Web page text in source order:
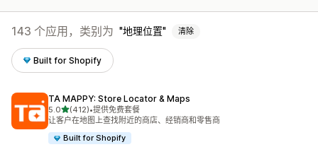
143 个应用，类别为 地理位置 清除
Built for Shopify
TA MAPPY: Store Locator & Maps
5.0星（满分 5 星）
(412)
总共 412 条评论
•提供免费套餐
让客户在地图上查找附近的商店、经销商和零售商
Built for Shopify